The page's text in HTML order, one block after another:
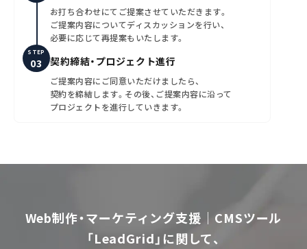
お打ち合わせにてご提案させていただきます。
ご提案内容についてディスカッションを行い、
必要に応じて再提案もいたします。
STEP
契約締結・プロジェクト進行
ご提案内容にご同意いただけましたら、
契約を締結します。その後、ご提案内容に沿って
プロジェクトを進行していきます。
Web制作・マーケティング支援｜CMSツール
「LeadGrid」に関して、